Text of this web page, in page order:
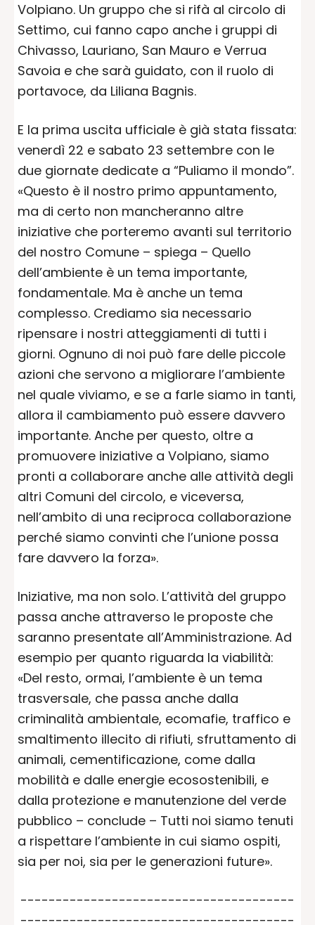
Volpiano. Un gruppo che si rifà al circolo di
Settimo, cui fanno capo anche i gruppi di
Chivasso, Lauriano, San Mauro e Verrua
Savoia e che sarà guidato, con il ruolo di
portavoce, da Liliana Bagnis.
E la prima uscita ufficiale è già stata fissata:
venerdì 22 e sabato 23 settembre con le
due giornate dedicate a “Puliamo il mondo”.
«Questo è il nostro primo appuntamento,
ma di certo non mancheranno altre
iniziative che porteremo avanti sul territorio
del nostro Comune – spiega – Quello
dell’ambiente è un tema importante,
fondamentale. Ma è anche un tema
complesso. Crediamo sia necessario
ripensare i nostri atteggiamenti di tutti i
giorni. Ognuno di noi può fare delle piccole
azioni che servono a migliorare l’ambiente
nel quale viviamo, e se a farle siamo in tanti,
allora il cambiamento può essere davvero
importante. Anche per questo, oltre a
promuovere iniziative a Volpiano, siamo
pronti a collaborare anche alle attività degli
altri Comuni del circolo, e viceversa,
nell’ambito di una reciproca collaborazione
perché siamo convinti che l’unione possa
fare davvero la forza».
Iniziative, ma non solo. L’attività del gruppo
passa anche attraverso le proposte che
saranno presentate all’Amministrazione. Ad
esempio per quanto riguarda la viabilità:
«Del resto, ormai, l’ambiente è un tema
trasversale, che passa anche dalla
criminalità ambientale, ecomafie, traffico e
smaltimento illecito di rifiuti, sfruttamento di
animali, cementificazione, come dalla
mobilità e dalle energie ecosostenibili, e
dalla protezione e manutenzione del verde
pubblico – conclude – Tutti noi siamo tenuti
a rispettare l’ambiente in cui siamo ospiti,
sia per noi, sia per le generazioni future».
---------------------------------------
---------------------------------------